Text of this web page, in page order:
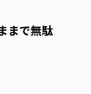
まで無駄